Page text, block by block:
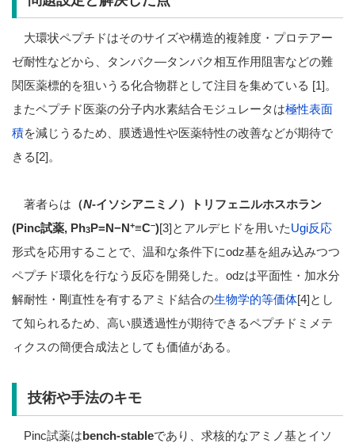
大環状ペプチドはそのサイズや構造的複雑度・プロテアー
ゼ耐性などから、タンパク―タンパク相互作用阻害などの難
関医薬標的を狙いうる化合物群として注目を集めている [1]。
またペプチド医薬の分子内水素結合モジュレータは極性表面
積を減じうるため、膜透過性や医薬特性の改善などが期待で
きる[2]。
著者らは （N-イソシアニミノ）トリフェニルホスホラン
(Pinc試薬, Ph3P=N−N+≡C–)[3]とアルデヒドを用いたUgi反応
形式を応用することで、温和な条件下にodz基を組み込みつつ
ペプチド環化を行なう反応を開発した。odzは平面性・加水分
解耐性・剛直性を有するアミド結合の生物学的等価体[4]とし
て知られるため、高い膜透過性が期待できるペプチドミメテ
ィクスの簡便合成法としても価値がある。
技術や手法のキモ
Pinc試薬はbench-stableであり、求核的なアミノ基とイソ